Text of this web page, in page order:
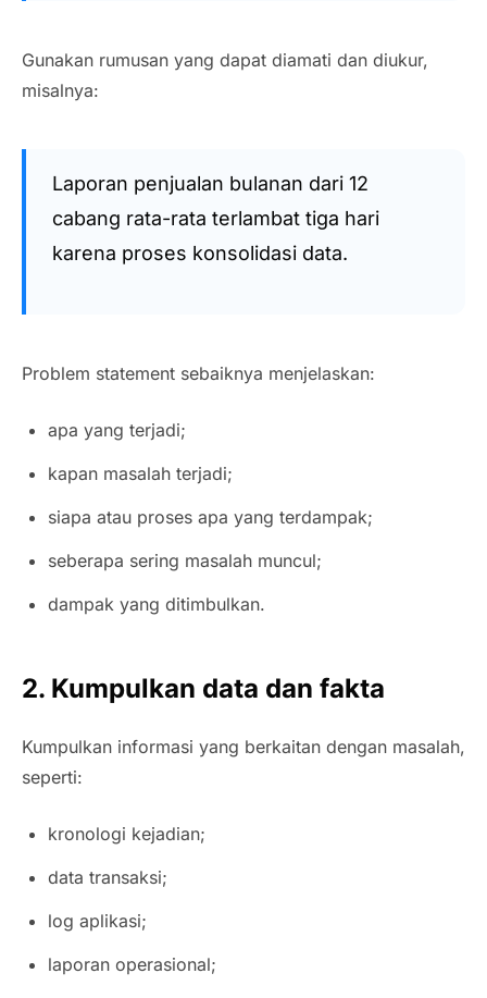
Gunakan rumusan yang dapat diamati dan diukur,
misalnya:
Laporan penjualan bulanan dari 12
cabang rata-rata terlambat tiga hari
karena proses konsolidasi data.
Problem statement sebaiknya menjelaskan:
apa yang terjadi;
kapan masalah terjadi;
siapa atau proses apa yang terdampak;
seberapa sering masalah muncul;
dampak yang ditimbulkan.
2. Kumpulkan data dan fakta
Kumpulkan informasi yang berkaitan dengan masalah,
seperti:
kronologi kejadian;
data transaksi;
log aplikasi;
laporan operasional;